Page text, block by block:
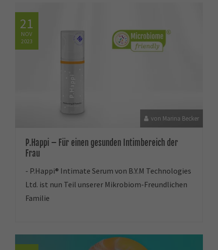
21
NOV
2023
von Marina Becker
P.Happi – Für einen gesunden Intimbereich der
Frau
- P.Happi® Intimate Serum von B.Y.M Technologies
Ltd. ist nun Teil unserer Mikrobiom-Freundlichen
Familie